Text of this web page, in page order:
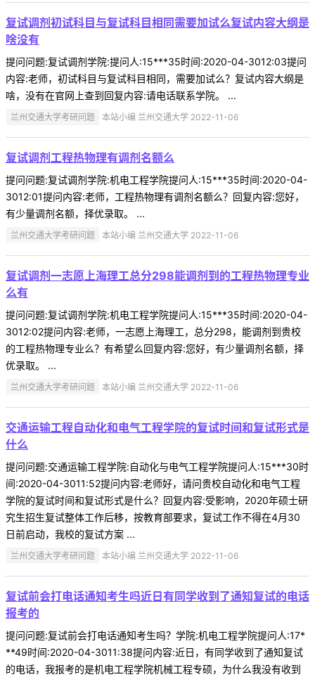
复试调剂初试科目与复试科目相同需要加试么复试内容大纲是
啥没有
提问问题:复试调剂学院:提问人:15***35时间:2020-04-3012:03提问
内容:老师，初试科目与复试科目相同，需要加试么？复试内容大纲是
啥，没有在官网上查到回复内容:请电话联系学院。 ...
兰州交通大学考研问题 本站小编 兰州交通大学 2022-11-06
复试调剂工程热物理有调剂名额么
提问问题:复试调剂学院:机电工程学院提问人:15***35时间:2020-04-
3012:01提问内容:老师，工程热物理有调剂名额么？回复内容:您好，
有少量调剂名额，择优录取。 ...
兰州交通大学考研问题 本站小编 兰州交通大学 2022-11-06
复试调剂一志愿上海理工总分298能调剂到的工程热物理专业
么有
提问问题:复试调剂学院:机电工程学院提问人:15***35时间:2020-04-
3012:02提问内容:老师，一志愿上海理工，总分298，能调剂到贵校
的工程热物理专业么？有希望么回复内容:您好，有少量调剂名额，择
优录取。 ...
兰州交通大学考研问题 本站小编 兰州交通大学 2022-11-06
交通运输工程自动化和电气工程学院的复试时间和复试形式是
什么
提问问题:交通运输工程学院:自动化与电气工程学院提问人:15***30时
间:2020-04-3011:52提问内容:老师好，请问贵校自动化和电气工程
学院的复试时间和复试形式是什么？回复内容:受影响，2020年硕士研
究生招生复试整体工作后移，按教育部要求，复试工作不得在4月30
日前启动，我校的复试方案 ...
兰州交通大学考研问题 本站小编 兰州交通大学 2022-11-06
复试前会打电话通知考生吗近日有同学收到了通知复试的电话
报考的
提问问题:复试前会打电话通知考生吗？学院:机电工程学院提问人:17*
**49时间:2020-04-3011:38提问内容:近日，有同学收到了通知复试
的电话，我报考的是机电工程学院机械工程专硕，为什么我没有收到